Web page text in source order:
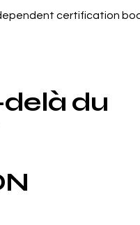
certification
du